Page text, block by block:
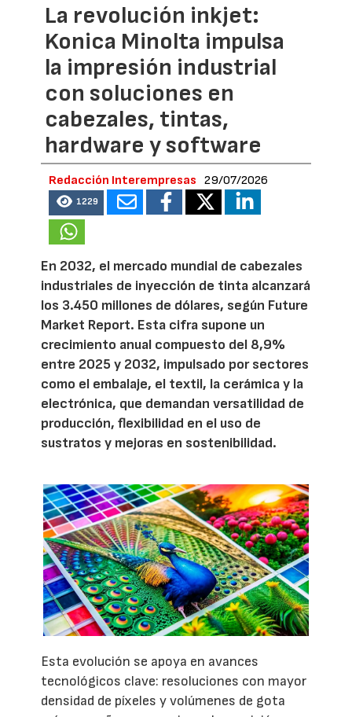
La revolución inkjet:
Konica Minolta impulsa
la impresión industrial
con soluciones en
cabezales, tintas,
hardware y software
Redacción Interempresas 29/07/2026
1229
En 2032, el mercado mundial de cabezales
industriales de inyección de tinta alcanzará
los 3.450 millones de dólares, según Future
Market Report. Esta cifra supone un
crecimiento anual compuesto del 8,9%
entre 2025 y 2032, impulsado por sectores
como el embalaje, el textil, la cerámica y la
electrónica, que demandan versatilidad de
producción, flexibilidad en el uso de
sustratos y mejoras en sostenibilidad.
Esta evolución se apoya en avances
tecnológicos clave: resoluciones con mayor
densidad de píxeles y volúmenes de gota